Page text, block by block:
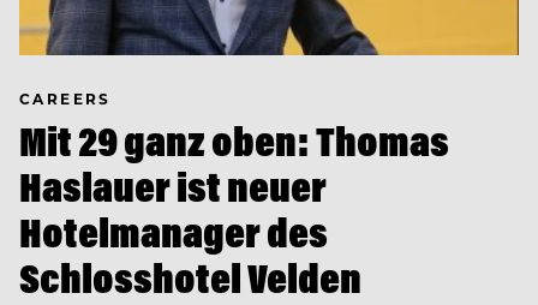
CAREERS
Mit 29 ganz oben: Thomas
Haslauer ist neuer
Hotelmanager des
Schlosshotel Velden